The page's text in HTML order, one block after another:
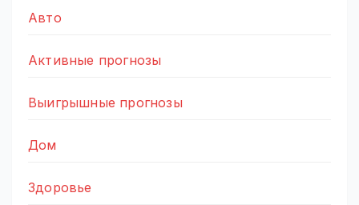
Авто
Активные прогнозы
Выигрышные прогнозы
Дом
Здоровье